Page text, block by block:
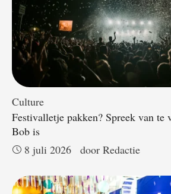
Culture
Festivalletje pakken? Spreek van te
Bob is
8 juli 2026
door Redactie